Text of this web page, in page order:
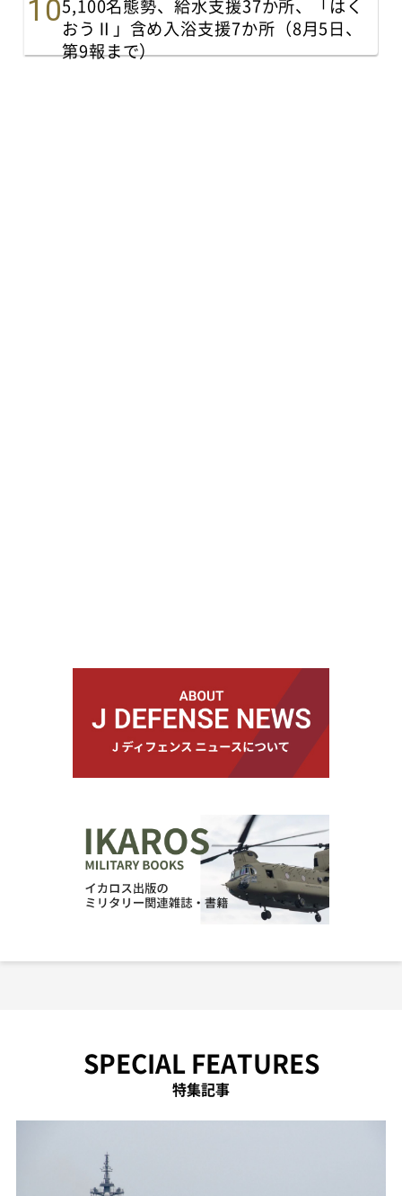
5,100名態勢、給水支援37か所、「はく
おうⅡ」含め入浴支援7か所（8月5日、
第9報まで）
SPECIAL FEATURES
特集記事